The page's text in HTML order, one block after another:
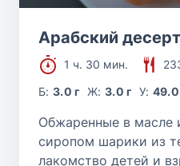
Арабский
1 ч. 30 мин.
Б:3.0 г Ж: 3.0 г У: 49.0
Обжаренные в масле
сиропом шарики из
лакомство детей и